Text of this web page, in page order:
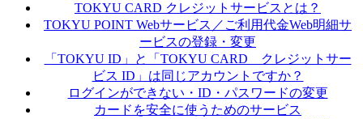
TOKYU CARD クレジットサービスとは？
TOKYU POINT Webサービス／ご利用代金Web明細サ
ービスの登録・変更
「TOKYU ID」と「TOKYU CARD クレジットサー
ビス ID」は同じアカウントですか？
ログインができない・ID・パスワードの変更
カードを安全に使うためのサービス